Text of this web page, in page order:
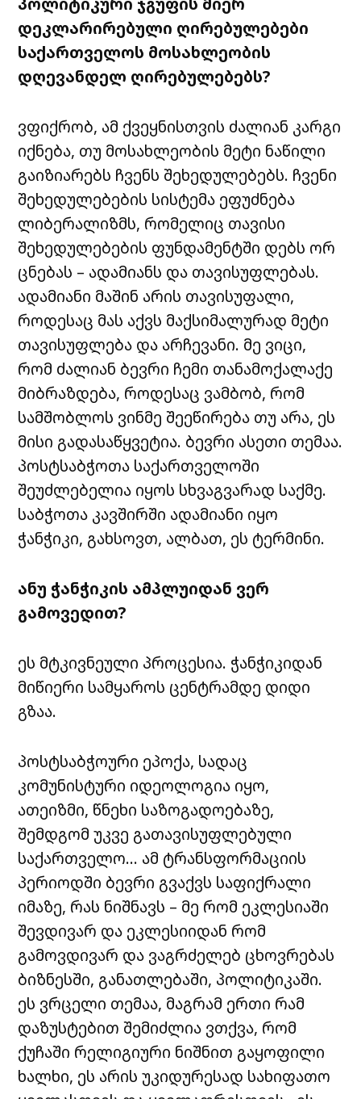
დეკლარირებული ღირებულებები
საქართველოს მოსახლეობის
დღევანდელ ღირებულებებს?
ვფიქრობ, ამ ქვეყნისთვის ძალიან კარგი
იქნება, თუ მოსახლეობის მეტი ნაწილი
გაიზიარებს ჩვენს შეხედულებებს. ჩვენი
შეხედულებების სისტემა ეფუძნება
ლიბერალიზმს, რომელიც თავისი
შეხედულებების ფუნდამენტში დებს ორ
ცნებას – ადამიანს და თავისუფლებას.
ადამიანი მაშინ არის თავისუფალი,
როდესაც მას აქვს მაქსიმალურად მეტი
თავისუფლება და არჩევანი. მე ვიცი,
რომ ძალიან ბევრი ჩემი თანამოქალაქე
მიბრაზდება, როდესაც ვამბობ, რომ
სამშობლოს ვინმე შეეწირება თუ არა, ეს
მისი გადასაწყვეტია. ბევრი ასეთი თემაა.
პოსტსაბჭოთა საქართველოში
შეუძლებელია იყოს სხვაგვარად საქმე.
საბჭოთა კავშირში ადამიანი იყო
ჭანჭიკი, გახსოვთ, ალბათ, ეს ტერმინი.
ანუ ჭანჭიკის ამპლუიდან ვერ
გამოვედით?
ეს მტკივნეული პროცესია. ჭანჭიკიდან
მიწიერი სამყაროს ცენტრამდე დიდი
გზაა.
პოსტსაბჭოური ეპოქა, სადაც
კომუნისტური იდეოლოგია იყო,
ათეიზმი, წნეხი საზოგადოებაზე,
შემდგომ უკვე გათავისუფლებული
საქართველო… ამ ტრანსფორმაციის
პერიოდში ბევრი გვაქვს საფიქრალი
იმაზე, რას ნიშნავს – მე რომ ეკლესიაში
შევდივარ და ეკლესიიდან რომ
გამოვდივარ და ვაგრძელებ ცხოვრებას
ბიზნესში, განათლებაში, პოლიტიკაში.
ეს ვრცელი თემაა, მაგრამ ერთი რამ
დაზუსტებით შემიძლია ვთქვა, რომ
ქუჩაში რელიგიური ნიშნით გაყოფილი
ხალხი, ეს არის უკიდურესად სახიფათო